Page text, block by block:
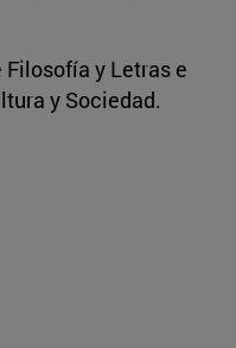
y Letras e
y Sociedad.